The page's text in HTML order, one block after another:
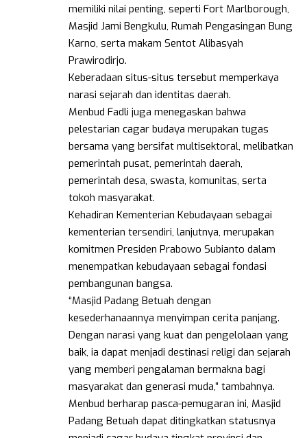
memiliki nilai penting, seperti Fort Marlborough,
Masjid Jami Bengkulu, Rumah Pengasingan Bung
Karno, serta makam Sentot Alibasyah
Prawirodirjo.
Keberadaan situs-situs tersebut memperkaya
narasi sejarah dan identitas daerah.
Menbud Fadli juga menegaskan bahwa
pelestarian cagar budaya merupakan tugas
bersama yang bersifat multisektoral, melibatkan
pemerintah pusat, pemerintah daerah,
pemerintah desa, swasta, komunitas, serta
tokoh masyarakat.
Kehadiran Kementerian Kebudayaan sebagai
kementerian tersendiri, lanjutnya, merupakan
komitmen Presiden Prabowo Subianto dalam
menempatkan kebudayaan sebagai fondasi
pembangunan bangsa.
“Masjid Padang Betuah dengan
kesederhanaannya menyimpan cerita panjang.
Dengan narasi yang kuat dan pengelolaan yang
baik, ia dapat menjadi destinasi religi dan sejarah
yang memberi pengalaman bermakna bagi
masyarakat dan generasi muda,” tambahnya.
Menbud berharap pasca-pemugaran ini, Masjid
Padang Betuah dapat ditingkatkan statusnya